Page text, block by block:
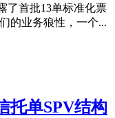
了首批13单标准化票
的业务狼性，一个...
托单SPV结构